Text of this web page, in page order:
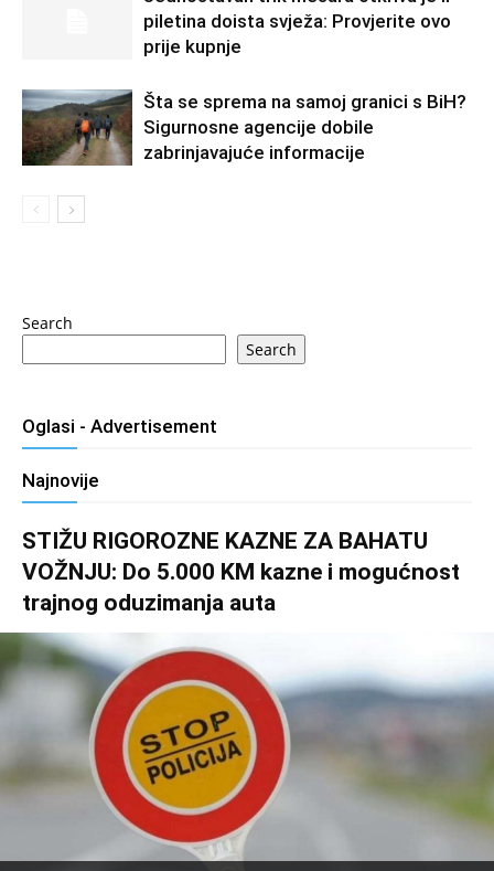
piletina doista svježa: Provjerite ovo
prije kupnje
Šta se sprema na samoj granici s BiH?
Sigurnosne agencije dobile
zabrinjavajuće informacije
Search
Search
Oglasi - Advertisement
Najnovije
STIŽU RIGOROZNE KAZNE ZA BAHATU
VOŽNJU: Do 5.000 KM kazne i mogućnost
trajnog oduzimanja auta